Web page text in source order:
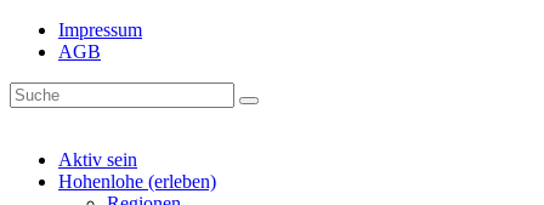
Impressum
AGB
Aktiv sein
Hohenlohe (erleben)